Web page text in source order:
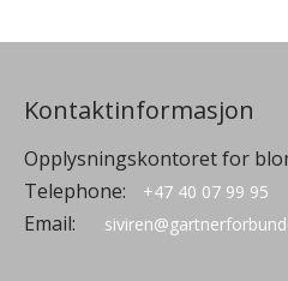
Kontaktinformasjon
Opplysningskontoret for
Telephone:
+47 40 07 99 95
Email: